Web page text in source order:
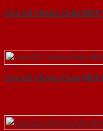
Cửa Gỗ Chống Cháy MDF
Cửa Gỗ Chống Cháy